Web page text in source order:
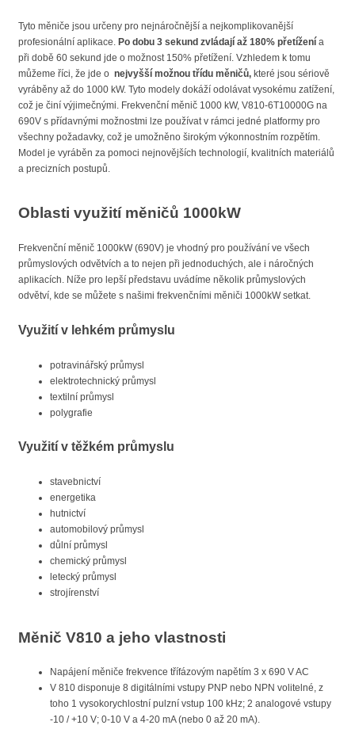
Tyto měniče jsou určeny pro nejnáročnější a nejkomplikovanější
profesionální aplikace. Po dobu 3 sekund zvládají až 180% přetížení a
při době 60 sekund jde o možnost 150% přetížení. Vzhledem k tomu
můžeme říci, že jde o nejvyšší možnou třídu měničů, které jsou sériově
vyráběny až do 1000 kW. Tyto modely dokáží odolávat vysokému zatížení,
což je činí výjimečnými. Frekvenční měnič 1000 kW, V810-6T10000G na
690V s přídavnými možnostmi lze používat v rámci jedné platformy pro
všechny požadavky, což je umožněno širokým výkonnostním rozpětím.
Model je vyráběn za pomoci nejnovějších technologií, kvalitních materiálů
a precizních postupů.
Oblasti využití měničů 1000kW
Frekvenční měnič 1000kW (690V) je vhodný pro používání ve všech
průmyslových odvětvích a to nejen při jednoduchých, ale i náročných
aplikacích. Níže pro lepší představu uvádíme několik průmyslových
odvětví, kde se můžete s našimi frekvenčními měniči 1000kW setkat.
Využití v lehkém průmyslu
potravinářský průmysl
elektrotechnický průmysl
textilní průmysl
polygrafie
Využití v těžkém průmyslu
stavebnictví
energetika
hutnictví
automobilový průmysl
důlní průmysl
chemický průmysl
letecký průmysl
strojírenství
Měnič V810 a jeho vlastnosti
Napájení měniče frekvence třífázovým napětím 3 x 690 V AC
V 810 disponuje 8 digitálními vstupy PNP nebo NPN volitelné, z
toho 1 vysokorychlostní pulzní vstup 100 kHz; 2 analogové vstupy
-10 / +10 V; 0-10 V a 4-20 mA (nebo 0 až 20 mA).